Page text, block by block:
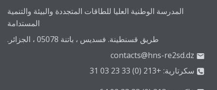
المدرسة الوطنية العليا للطاقات المتجددة والبيئة والتنمية
المستدامة
طريق قسنطينة. فسديس ، باتنة 05078 ، الجزائر.
contacts@hns-re2sd.dz
سكرتارية: +213 (0) 33 23 03 31